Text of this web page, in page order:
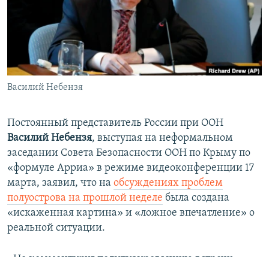
КРЫМ.НЕПОКОРЕННЫЙ
ELIFBE
УКРАИНСКАЯ ПРОБЛЕМА КРЫМА
Все сайты RFE/RL
Василий Небензя
Постоянный представитель России при ООН
Василий Небензя, выступая на неформальном
заседании Совета Безопасности ООН по Крыму по
«формуле Арриа» в режиме видеоконференции 17
марта, заявил, что на обсуждениях проблем
полуострова на прошлой неделе была создана
«искаженная картина» и «ложное впечатление» о
реальной ситуации.